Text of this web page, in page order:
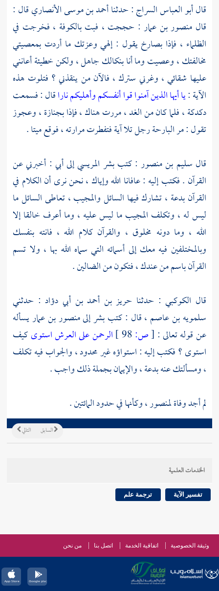
قالأبو العباس السراج: حدثناأحمد بن موسى الأنصاريقال :
قال منصور بن عمار : حججت ، فبتبالكوفة ، فخرجت في
الظلماء ، فإذا بصارخ يقول : إلهي وعزتك ما أردت بمعصيتي
مخالفتك ، وعصيت وما أنا بنكالك جاهل ، ولكن خطيئة أعانني
عليها شقائي ، وغرني سترك ، فالآن من ينقذني ؟ فتلوت هذه
الآية :يا أيها الذين آمنوا قوا أنفسكم وأهليكم ناراقال : فسمعت
دكدكة ، فلما كان من الغد ، مررت هناك ، فإذا بجنازة ، وعجوز
تقول : مر البارحة رجل تلا آية فتفطرت مرارته ، فوقع ميتا .
قال سليم بن منصور : كتببشر المريسيإلى أبي : أخبرني عن
القرآن . فكتب إليه : عافانا الله وإياك ، نحن نرى أن الكلام في
القرآن بدعة ، تشارك فيها السائل والمجيب ، تعاطى السائل ما
ليس له ، وتكلف المجيب ما ليس عليه ، وما أعرف خالقا إلا
الله ، وما دونه مخلوق ، والقرآن كلام الله ، فانته بنفسك
وبالمختلفين فيه معك إلى أسمائه التي سماه الله بها ، ولا تسم
القرآن باسم من عندك ، فتكون من الضالين .
قال الكوكبي : حدثنا حريز بن أحمد بن أبي دؤاد : حدثني
سلمويه بن عاصم ، قال : كتببشرإلىمنصور بن عماريسأله
عن قوله تعالى : [ص: الرحمن على العرش استوىكيف
استوى ؟ فكتب إليه : استواؤه غير محدود ، والجواب فيه تكلف
، ومسألتك عنه بدعة ، والإيمان بجملة ذلك واجب .
لم أجد وفاة لمنصور ، وكأنها في حدود المائتين .
التالي السابق
الخدمات العلمية
تفسير الآية ترجمة علم
وثيقة الخصوصية اتفاقية الخدمة اتصل بنا من نحن